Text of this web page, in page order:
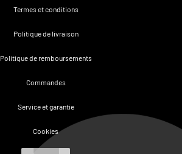
Termes et conditions
Politique de livraison
Politique de remboursements
Commandes
Service et garantie
Cookies